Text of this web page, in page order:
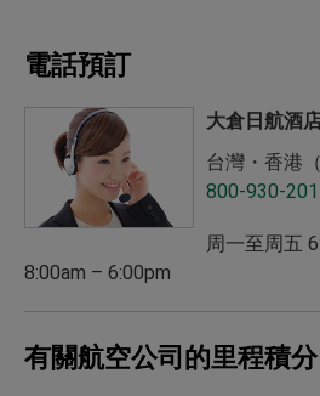
首爾新羅酒店
阿姆斯特丹大倉酒店
東京立川日航酒店
川崎日航酒店
新潟日航酒店
金澤日航酒店
名古屋日航尚格酒店
大阪日航酒店
東京豊洲日航都市酒店
東京羽田日航都市酒店
東京羽田日航都市酒店 西翼
橫濱關內日航都市酒店
富山日航都市酒店
長野日航都市酒店
名古屋錦日航都市酒店
電話預訂
大倉日航酒
台灣・香港
800-930-201
周一至周五
8:00am – 6:00pm
有關航空公司的里程積分